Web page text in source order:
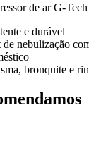
de ar G-
e durável
nebulização
bronquite e